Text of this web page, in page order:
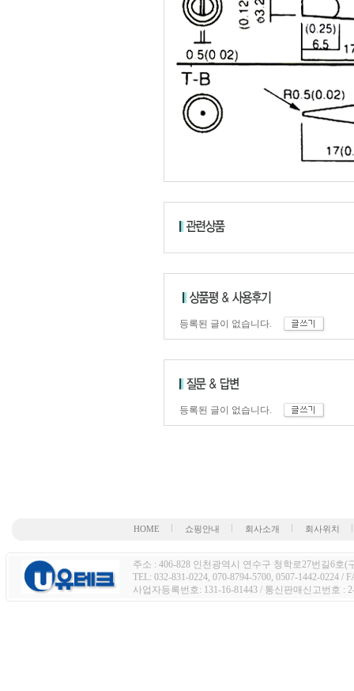
등록된 글이 없습니다.
등록된 글이 없습니다.
HOME 쇼핑안내 회사소개 회사위치
주소 : 406-828 인천광역시 연수구 청학로27번길6호(
TEL: 032-831-0224, 070-8794-5700, 0507-1442-0224
사업자등록번호: 131-16-81443 / 통신판매신고번호 :